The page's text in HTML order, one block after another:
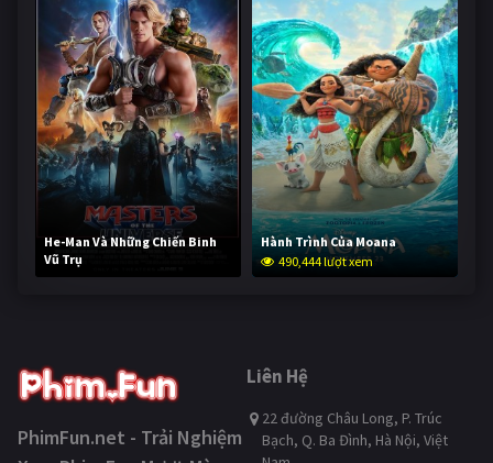
He-Man Và Những Chiến Binh
Vũ Trụ
239,119 lượt xem
Hành Trình Của Moana
490,444 lượt xem
PhimFun.net - Trải Nghiệm
Liên Hệ
22 đường Châu Long, P. Trúc
Bạch, Q. Ba Đình, Hà Nội, Việt